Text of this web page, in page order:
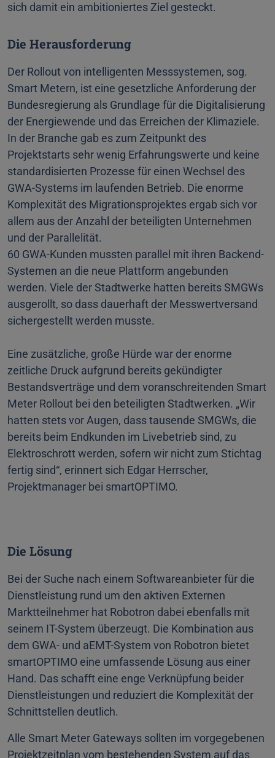
sich damit ein ambitioniertes Ziel gesteckt.
Die Herausforderung
Der Rollout von intelligenten Messsystemen, sog.
Smart Metern, ist eine gesetzliche Anforderung der
Bundesregierung als Grundlage für die Digitalisierung
der Energiewende und das Erreichen der Klimaziele.
In der Branche gab es zum Zeitpunkt des
Projektstarts sehr wenig Erfahrungswerte und keine
standardisierten Prozesse für einen Wechsel des
GWA-Systems im laufenden Betrieb. Die enorme
Komplexität des Migrationsprojektes ergab sich vor
allem aus der Anzahl der beteiligten Unternehmen
und der Parallelität.
60 GWA-Kunden mussten parallel mit ihren Backend-
Systemen an die neue Plattform angebunden
werden. Viele der Stadtwerke hatten bereits SMGWs
ausgerollt, so dass dauerhaft der Messwertversand
sichergestellt werden musste.
Eine zusätzliche, große Hürde war der enorme
zeitliche Druck aufgrund bereits gekündigter
Bestandsverträge und dem voranschreitenden Smart
Meter Rollout bei den beteiligten Stadtwerken. „Wir
hatten stets vor Augen, dass tausende SMGWs, die
bereits beim Endkunden im Livebetrieb sind, zu
Elektroschrott werden, sofern wir nicht zum Stichtag
fertig sind“, erinnert sich Edgar Herrscher,
Projektmanager bei smartOPTIMO.
Die Lösung
Bei der Suche nach einem Softwareanbieter für die
Dienstleistung rund um den aktiven Externen
Marktteilnehmer hat Robotron dabei ebenfalls mit
seinem IT-System überzeugt. Die Kombination aus
dem GWA- und aEMT-System von Robotron bietet
smartOPTIMO eine umfassende Lösung aus einer
Hand. Das schafft eine enge Verknüpfung beider
Dienstleistungen und reduziert die Komplexität der
Schnittstellen deutlich.
Alle Smart Meter Gateways sollten im vorgegebenen
Projektzeitplan vom bestehenden System auf das